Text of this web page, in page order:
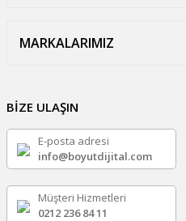
MARKALARIMIZ
BİZE ULAŞIN
E-posta adresi
info@boyutdijital.com
Müşteri Hizmetleri
0212 236 84 11